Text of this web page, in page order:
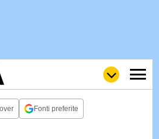
Fonti preferite